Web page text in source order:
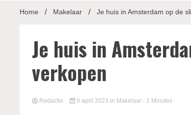
Home Makelaar Je huis in Amsterdam op de
Je huis in
verkopen
Redactie 9 april 2023 in Makelaar - 2 Minutes